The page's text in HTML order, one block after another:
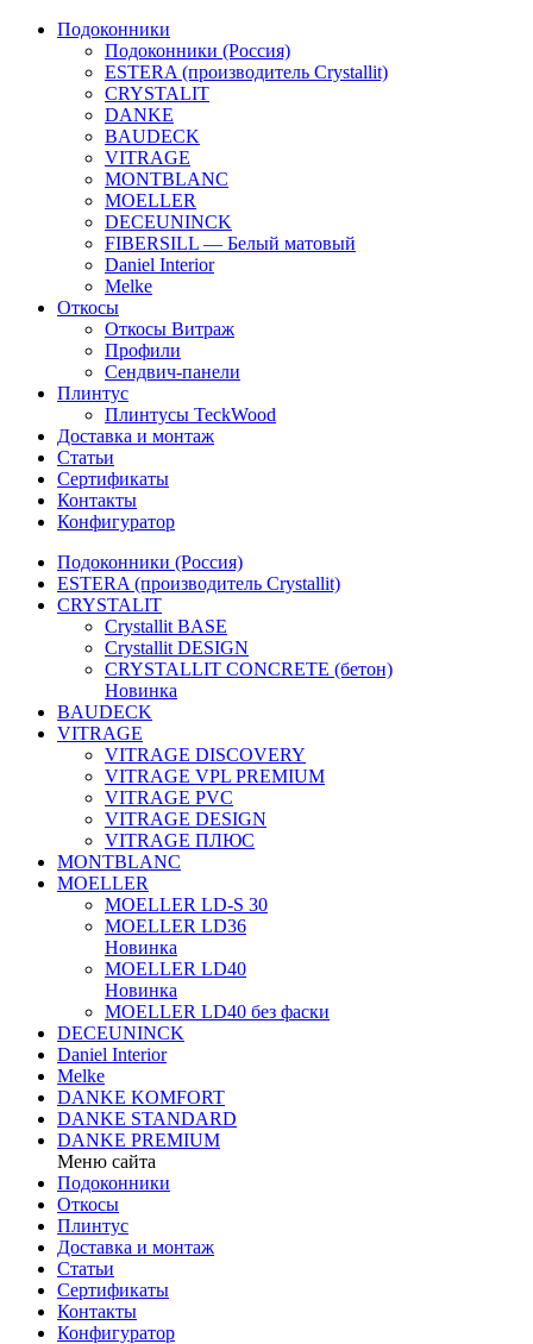
Подоконники
Подоконники (Россия)
ESTERA (производитель Crystallit)
CRYSTALIT
DANKE
BAUDECK
VITRAGE
MONTBLANC
MOELLER
DECEUNINCK
FIBERSILL — Белый матовый
Daniel Interior
Melke
Откосы
Откосы Витраж
Профили
Сендвич-панели
Плинтус
Плинтусы TeckWood
Доставка и монтаж
Статьи
Сертификаты
Контакты
Конфигуратор
Подоконники (Россия)
ESTERA (производитель Crystallit)
CRYSTALIT
Crystallit BASE
Crystallit DESIGN
CRYSTALLIT CONCRETE (бетон)
Новинка
BAUDECK
VITRAGE
VITRAGE DISCOVERY
VITRAGE VPL PREMIUM
VITRAGE PVC
VITRAGE DESIGN
VITRAGE ПЛЮС
MONTBLANC
MOELLER
MOELLER LD-S 30
MOELLER LD36
Новинка
MOELLER LD40
Новинка
MOELLER LD40 без фаски
DECEUNINCK
Daniel Interior
Melke
DANKE KOMFORT
DANKE STANDARD
DANKE PREMIUM
Меню сайта
Подоконники
Откосы
Плинтус
Доставка и монтаж
Статьи
Сертификаты
Контакты
Конфигуратор